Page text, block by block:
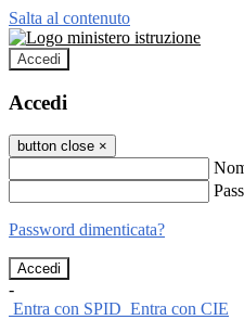
Salta al contenuto
Accedi
Accedi
button close ×
Password dimenticata?
-
Entra con SPID Entra con CIE